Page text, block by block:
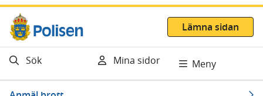
Gå direkt till innehåll
Lämna sidan
Sök Mina sidor Meny